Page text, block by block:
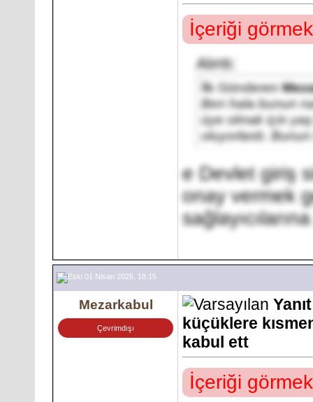
İçeriği
Alıntı:
İlk Gönderen
Ben hala bunun
üye olmak için yaş
oluyorlardı.
e Devlet giriş
onay vermek
01 Nisan 2026, 18:15
Mezarkabul
Çevrimdışı
küçüklere
kabul ett
İçeriği